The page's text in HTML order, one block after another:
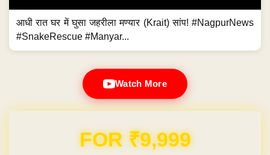
आधी रात घर में घुसा जहरीला मण्यार (Krait) सांप! #NagpurNews
#SnakeRescue #Manyar...
Watch More
Domain & Hosting FREE for 1 Year